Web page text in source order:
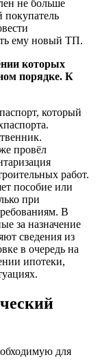
не больше
покупатель
ему новый ТП.
которых
порядке. К
который
провёл
работ.
пособие или
при
В
за назначение
сведения из
в очередь на
ипотеки,
для